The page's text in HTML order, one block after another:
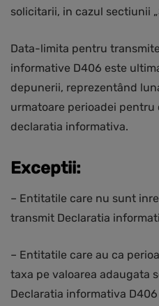
solicitarii, in cazul sectiunii
Data-limita pentru
informative D406 este
depunerii, reprezentând
urmatoare perioadei
declaratia informativa.
Exceptii:
– Entitatile care nu sunt
transmit Declaratia
– Entitatile care au ca
taxa pe valoarea adaugata
Declaratia informativa